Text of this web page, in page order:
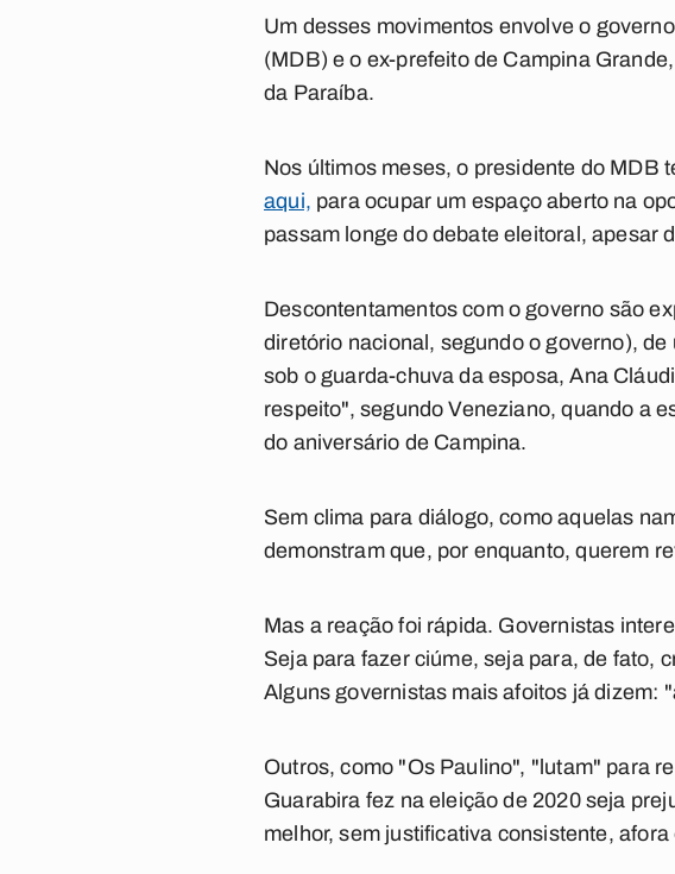
Um desses movimentos envolve o
(MDB) e o ex-prefeito de Campina
da Paraíba.
Nos últimos meses, o presidente do MDB
aqui, para ocupar um espaço aberto na
passam longe do debate eleitoral, apesar
Descontentamentos com o governo são
diretório nacional, segundo o governo),
sob o guarda-chuva da esposa, Ana
respeito", segundo Veneziano, quando a
do aniversário de Campina.
Sem clima para diálogo, como aquelas
demonstram que, por enquanto, querem
Mas a reação foi rápida. Governistas
Seja para fazer ciúme, seja para, de fato,
Alguns governistas mais afoitos já dizem:
Outros, como "Os Paulino", "lutam" para
Guarabira fez na eleição de 2020 seja
melhor, sem justificativa consistente, afora